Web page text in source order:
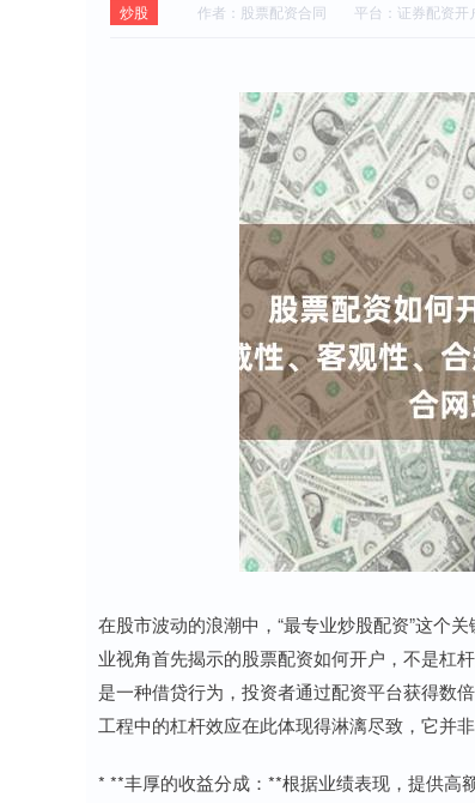
炒股 作者：股票配资合同 平台：证券配资开
在股市波动的浪潮中，“最专业炒股配资”这个
业视角首先揭示的股票配资如何开户，不是杠
是一种借贷行为，投资者通过配资平台获得数
工程中的杠杆效应在此体现得淋漓尽致，它并
* **丰厚的收益分成：**根据业绩表现，提供高